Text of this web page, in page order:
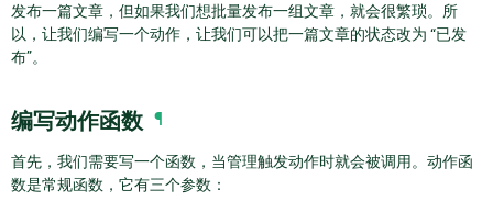
发布一篇文章，但如果我们想批量发布一组文章，就会很繁琐。所
以，让我们编写一个动作，让我们可以把一篇文章的状态改为 “已发
布”。
编写动作函数 ¶
首先，我们需要写一个函数，当管理触发动作时就会被调用。动作函
数是常规函数，它有三个参数：